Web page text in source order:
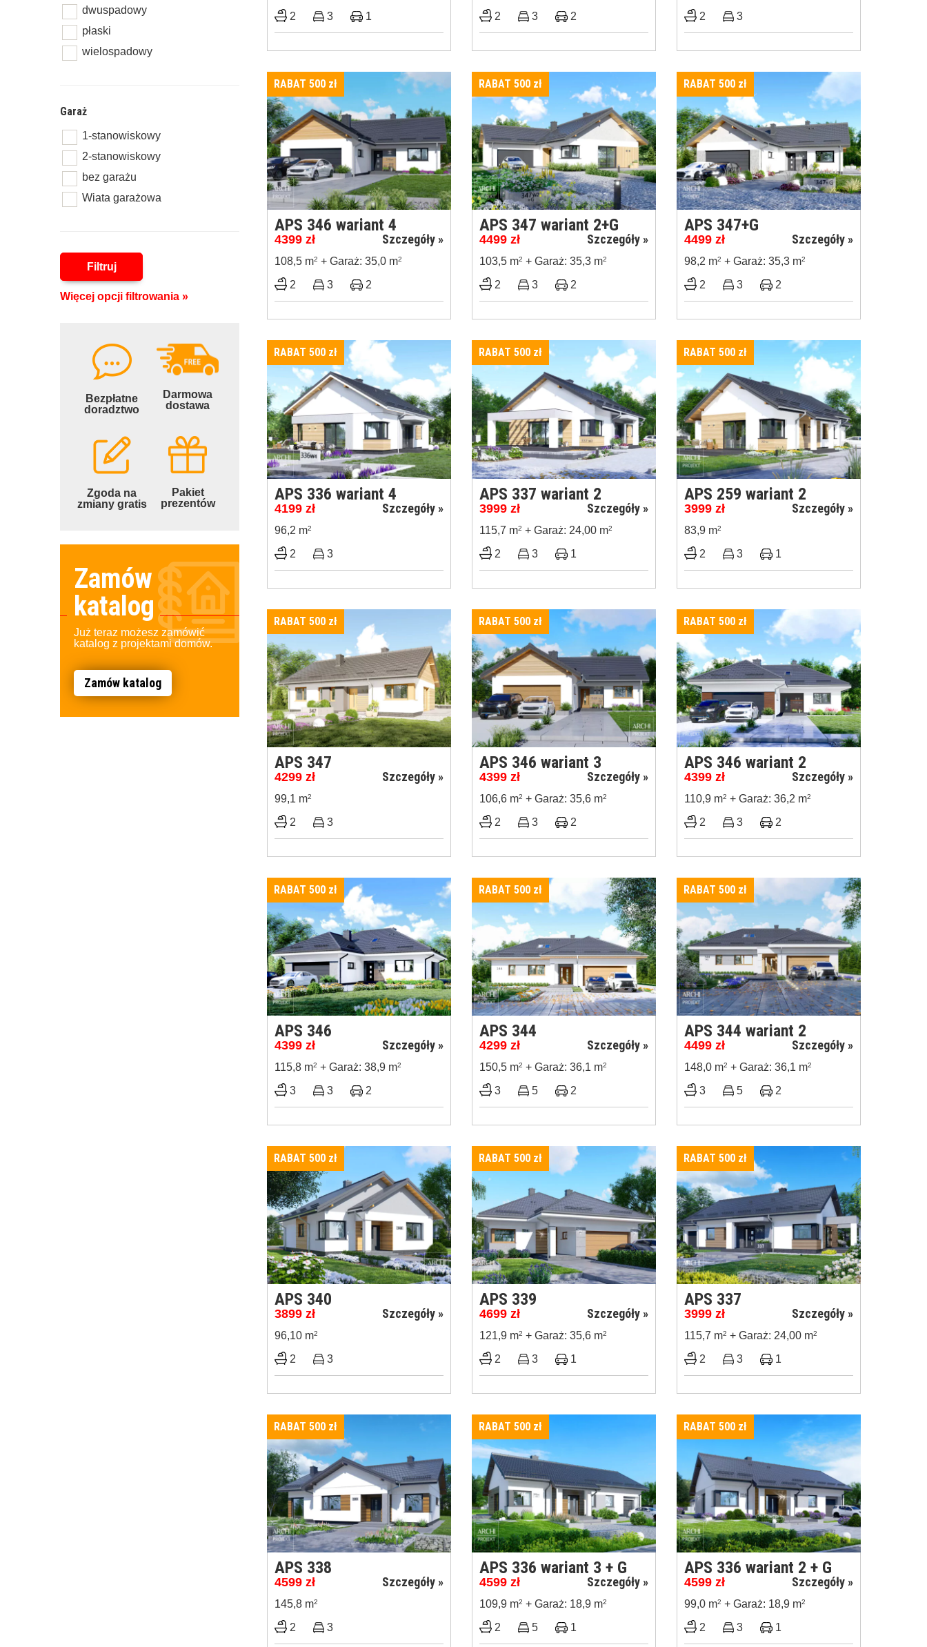
dwuspadowy
płaski
wielospadowy
Garaż
1-stanowiskowy
2-stanowiskowy
bez garażu
Wiata garażowa
Filtruj
Więcej opcji filtrowania »
Bezpłatne
doradztwo
Darmowa
dostawa
Zgoda na
zmiany gratis
Pakiet
prezentów
Zamów
katalog
Już teraz możesz zamówić
katalog z projektami domów.
Zamów katalog
2 3 1 2 3 2 2 3
RABAT 500 zł
APS 346 wariant 4
4399 zł Szczegóły »
108,5 m2 + Garaż: 35,0 m2
2 3 2
RABAT 500 zł
APS 347 wariant 2+G
4499 zł Szczegóły »
103,5 m2 + Garaż: 35,3 m2
2 3 2
RABAT 500 zł
APS 347+G
4499 zł Szczegóły »
98,2 m2 + Garaż: 35,3 m2
2 3 2
RABAT 500 zł
APS 336 wariant 4
4199 zł Szczegóły »
96,2 m2
2 3
RABAT 500 zł
APS 337 wariant 2
3999 zł Szczegóły »
115,7 m2 + Garaż: 24,00 m2
2 3 1
RABAT 500 zł
APS 259 wariant 2
3999 zł Szczegóły »
83,9 m2
2 3 1
RABAT 500 zł
APS 347
4299 zł Szczegóły »
99,1 m2
2 3
RABAT 500 zł
APS 346 wariant 3
4399 zł Szczegóły »
106,6 m2 + Garaż: 35,6 m2
2 3 2
RABAT 500 zł
APS 346 wariant 2
4399 zł Szczegóły »
110,9 m2 + Garaż: 36,2 m2
2 3 2
RABAT 500 zł
APS 346
4399 zł Szczegóły »
115,8 m2 + Garaż: 38,9 m2
3 3 2
RABAT 500 zł
APS 344
4299 zł Szczegóły »
150,5 m2 + Garaż: 36,1 m2
3 5 2
RABAT 500 zł
APS 344 wariant 2
4499 zł Szczegóły »
148,0 m2 + Garaż: 36,1 m2
3 5 2
RABAT 500 zł
APS 340
3899 zł Szczegóły »
96,10 m2
2 3
RABAT 500 zł
APS 339
4699 zł Szczegóły »
121,9 m2 + Garaż: 35,6 m2
2 3 1
RABAT 500 zł
APS 337
3999 zł Szczegóły »
115,7 m2 + Garaż: 24,00 m2
2 3 1
RABAT 500 zł
APS 338
4599 zł Szczegóły »
145,8 m2
2 3
RABAT 500 zł
APS 336 wariant 3 + G
4599 zł Szczegóły »
109,9 m2 + Garaż: 18,9 m2
2 5 1
RABAT 500 zł
APS 336 wariant 2 + G
4599 zł Szczegóły »
99,0 m2 + Garaż: 18,9 m2
2 3 1